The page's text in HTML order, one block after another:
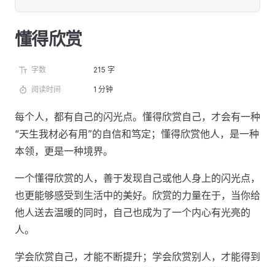
懂得欣赏
字数 215 字
阅读时间 1 分钟
每个人，都有自己的闪光点。懂得欣赏自己，才会有一种
“天生我材必有用”的自信和笃定；懂得欣赏他人，是一种
本领，更是一种境界。
一个懂得欣赏的人，善于发现自己或他人身上的闪光点，
也更能够感受到生活中的美好。欣赏的力量在于，当你给
他人送去温暖的同时，自己也成为了一个内心有光亮的
人。
学会欣赏自己，才能不断提升；学会欣赏别人，才能得到